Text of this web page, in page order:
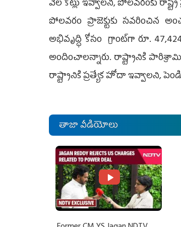
వేల కోట్లు ఇవ్వాలని, పోలవరంకు
పోలవరం ప్రాజెక్టుకు సవరించిన
అభివృద్ధి కోసం గ్రాంట్‌గా రూ.
అందించాలన్నారు. రాష్ట్రానికి
రాష్ట్రానికి ప్రత్యేక హోదా ఇవ్వాలని,
తాజా వీడియోలు